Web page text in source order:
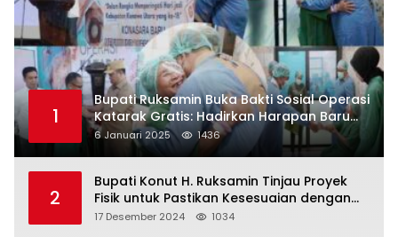
1
Bupati Ruksamin Buka Bakti Sosial Operasi
Katarak Gratis: Hadirkan Harapan Baru
bagi Masyarakat Konut
6 Januari 2025 1436
2
Bupati Konut H. Ruksamin Tinjau Proyek
Fisik untuk Pastikan Kesesuaian dengan
Perencanaan
17 Desember 2024 1034